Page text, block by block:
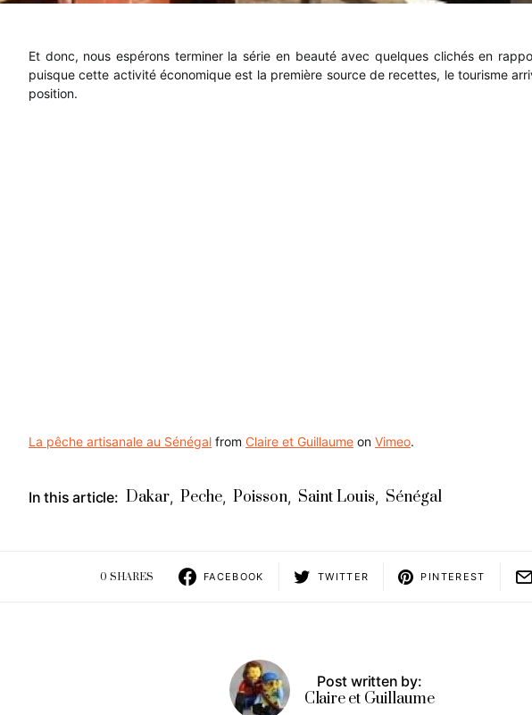
Et donc, nous espérons terminer la série en beauté avec quelques clichés en
puisque cette activité économique est la première source de recettes, le tourisme
position.
La pêche artisanale au Sénégal from Claire et Guillaume on Vimeo.
In this article: Dakar, Peche, Poisson, Saint Louis, Sénégal
0 SHARES FACEBOOK TWITTER PINTEREST
Post written by:
Claire et Guillaume